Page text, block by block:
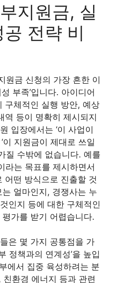
지원금, 실
전략 비
원금 신청의 가장 흔한 이
부족’입니다. 아이디어
구체적인 실행 방안, 예상
역 등이 명확히 제시되지
입장에서는 ‘이 사업이
이 지원금이 제대로 쓰일
질 수밖에 없습니다. 예를
라는 목표를 제시하면서
어떤 방식으로 진출할 것
얼마인지, 경쟁사는 누
인지 등에 대한 구체적인
가를 받기 어렵습니다.
은 몇 가지 공통점을 가
정책과의 연계성’을 높입
에서 집중 육성하려는 분
환경 에너지 등과 관련